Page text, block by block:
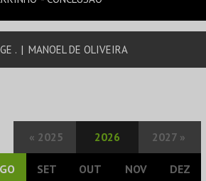
. | MANOEL DE OLIVEIRA
« 2025 2026 2027 »
SET OUT NOV DEZ